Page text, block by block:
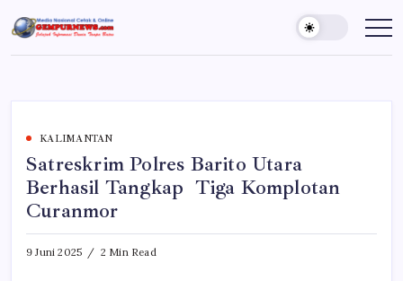
to
content
Gempur
News
Jelajah
Dunia
KALIMANTAN
Satreskrim Polres Barito Utara
Berhasil Tangkap Tiga Komplotan
Curanmor
9 Juni 2025 2 Min Read